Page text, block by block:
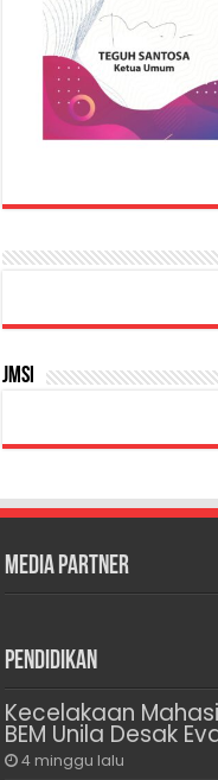
JMSI
Media Partner
Pendidikan
Kecelakaan
BEM Unila Desak
4 minggu lalu